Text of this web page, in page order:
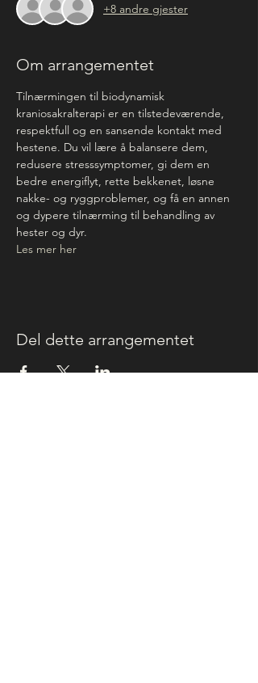
+8 andre gjester
Om arrangementet
Tilnærmingen til biodynamisk
kraniosakralterapi er en tilstedeværende,
respektfull og en sansende kontakt med
hestene. Du vil lære å balansere dem,
redusere stresssymptomer, gi dem en
bedre energiflyt, rette bekkenet, løsne
nakke- og ryggproblemer, og få en annen
og dypere tilnærming til behandling av
hester og dyr.
Les mer her
Del dette arrangementet